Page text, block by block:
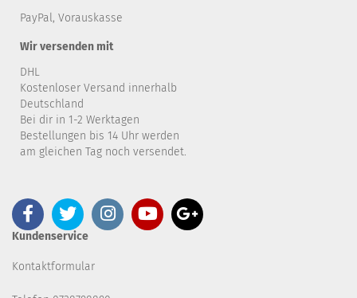
PayPal, Vorauskasse
Wir versenden mit
DHL
Kostenloser Versand innerhalb
Deutschland
Bei dir in 1-2 Werktagen
Bestellungen bis 14 Uhr werden
am gleichen Tag noch versendet.
Kundenservice
Kontaktformular